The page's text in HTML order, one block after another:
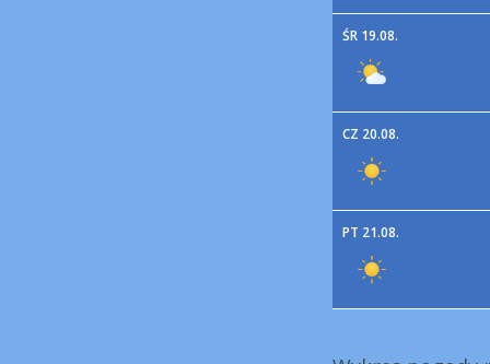
ŚR 19.08.
CZ 20.08.
PT 21.08.